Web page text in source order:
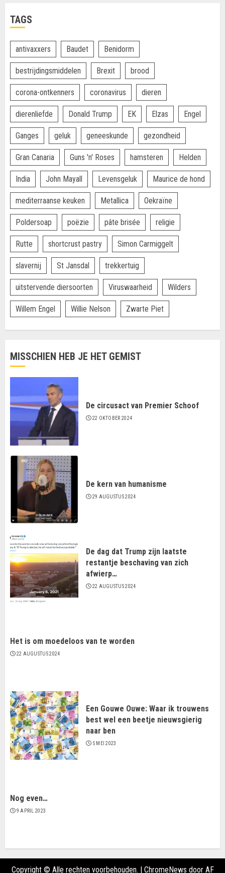
TAGS
antivaxxers Baudet Benidorm
bestrijdingsmiddelen Brexit brood
corona-ontkenners coronavirus dieren
dierenliefde Donald Trump EK Elzas Engel
Ganges geluk geneeskunde gezondheid
Gran Canaria Guns 'n' Roses hamsteren Helden
India John Mayall Levensgeluk Maurice de hond
mediterraanse keuken Metallica Oekraïne
Poldersoap poëzie pâte brisée religie
Rutte shortcrust pastry Simon Carmiggelt
slavernij St Jansdal trekkertuig
uitstervende diersoorten Viruswaarheid Wilders
Willem Engel Willie Nelson Zwarte Piet
MISSCHIEN HEB JE HET GEMIST
De circusact van Premier Schoof
22 OKTOBER 2024
De kern van humanisme
29 AUGUSTUS 2024
De dag dat Trump zijn laatste
restantje beschaving van zich
afwierp…
22 AUGUSTUS 2024
Het is om moedeloos van te worden
22 AUGUSTUS 2024
Een Gouwe Ouwe: Waar ik trouwens
best wel een beetje nieuwsgierig
naar ben
5 MEI 2023
Nog even…
9 APRIL 2023
Copyright © Alle rechten voorbehouden. | ChromeNews door AF